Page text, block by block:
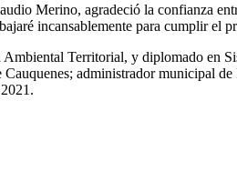
Merino, agradeció la confianza
incansablemente para cumplir el
Territorial, y diplomado en
administrador municipal